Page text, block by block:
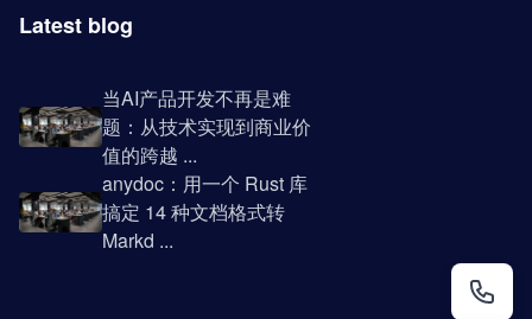
Latest blog
当AI产品开发不再是难
题：从技术实现到商业价
值的跨越 ...
anydoc：用一个 Rust 库
搞定 14 种文档格式转
Markd ...